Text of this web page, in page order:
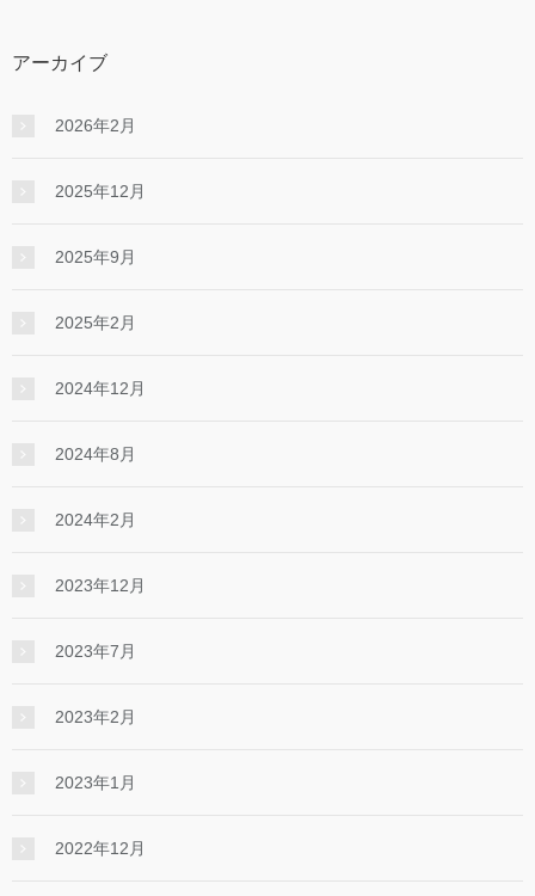
アーカイブ
2026年2月
2025年12月
2025年9月
2025年2月
2024年12月
2024年8月
2024年2月
2023年12月
2023年7月
2023年2月
2023年1月
2022年12月